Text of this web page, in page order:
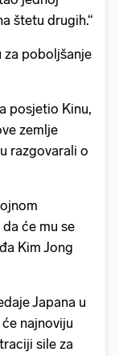
štetu drugih.“
za poboljšanje
posjetio Kinu,
zemlje
razgovarali o
će mu se
Kim Jong
Japana u
najnoviju
sile za